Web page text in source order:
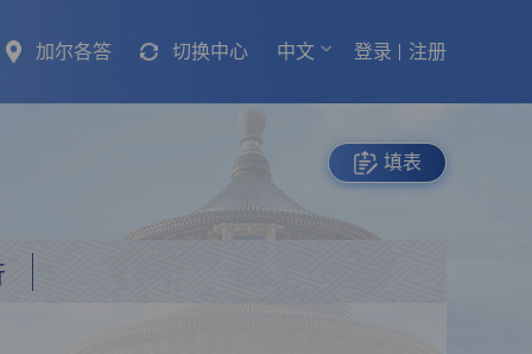
加尔各答 切换中心 中文 登录 注册
填表